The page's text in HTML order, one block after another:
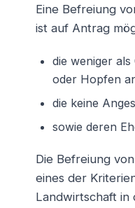
Eine Befreiung
ist auf Antrag
die weniger
oder Hopfen
die keine
sowie deren
Die Befreiung
eines der
Landwirtschaft in